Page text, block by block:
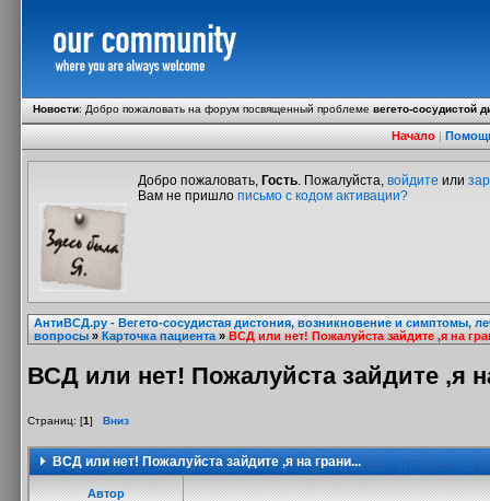
Новости:Добро пожаловать на форум посвященный проблемевегето-сосудистой
Начало|
Добро пожаловать, Гость. Пожалуйста, войдите или
Вам не пришло письмо с кодом активации?
АнтиВСД.ру - Вегето-сосудистая дистония, возникновение и симптомы,
вопросы»Карточка пациента»ВСД или нет! Пожалуйста зайдите ,я на
ВСД или нет! Пожалуйста зайдите ,я
Страниц: [1] Вниз
ВСД или нет! Пожалуйста зайдите ,я на грани...
Автор